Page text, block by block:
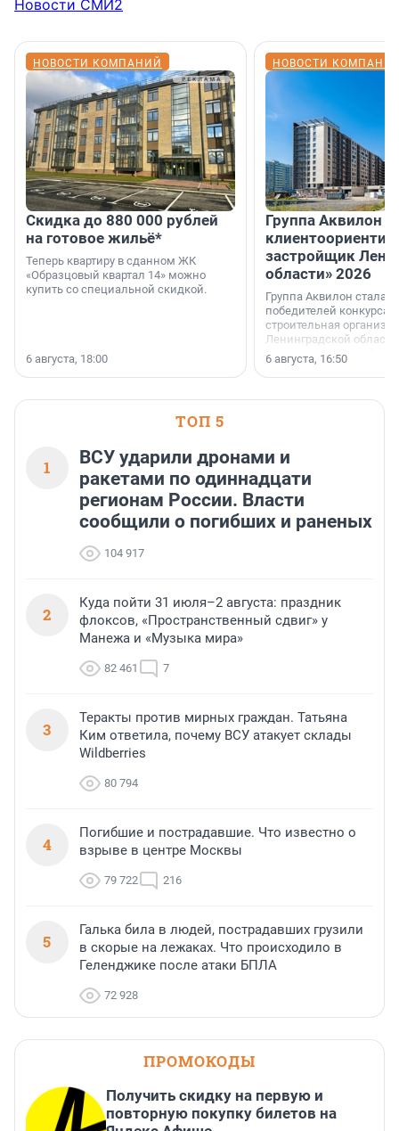
Новости СМИ2
НОВОСТИ КОМПАНИЙ
Скидка до 880 000 рублей
на готовое жильё*
Теперь квартиру в сданном ЖК
«Образцовый квартал 14» можно
купить со специальной скидкой.
6 августа, 18:00
НОВОСТИ
Группа Аквилон
застройщик
области» 2026
Группа Аквилон стала
победителей конкурса
строительная
Ленинградской области
номинации «Самый
застройщик
области».
6 августа, 16:50
ТОП 5
1
ВСУ ударили дронами и
ракетами по одиннадцати
регионам России. Власти
сообщили о погибших и раненых
104 917
2
Куда пойти 31 июля–2 августа: праздник
флоксов, «Пространственный сдвиг» у
Манежа и «Музыка мира»
82 461 7
3
Теракты против мирных граждан. Татьяна
Ким ответила, почему ВСУ атакует склады
Wildberries
80 794
4
Погибшие и пострадавшие. Что известно о
взрыве в центре Москвы
79 722 216
5
Галька била в людей, пострадавших грузили
в скорые на лежаках. Что происходило в
Геленджике после атаки БПЛА
72 928
ПРОМОКОДЫ
Получить скидку на первую и
повторную покупку билетов на